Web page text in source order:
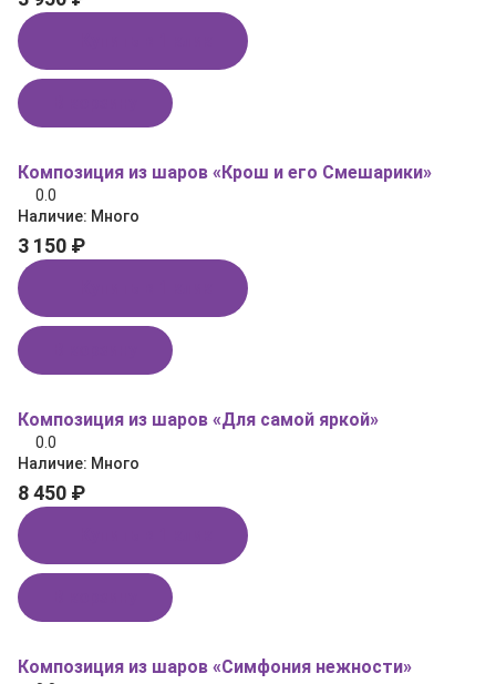
Композиция из шаров «Крош и его Смешарики»
0.0
Наличие: Много
3 150 ₽
Композиция из шаров «Для самой яркой»
0.0
Наличие: Много
8 450 ₽
Композиция из шаров «Симфония нежности»